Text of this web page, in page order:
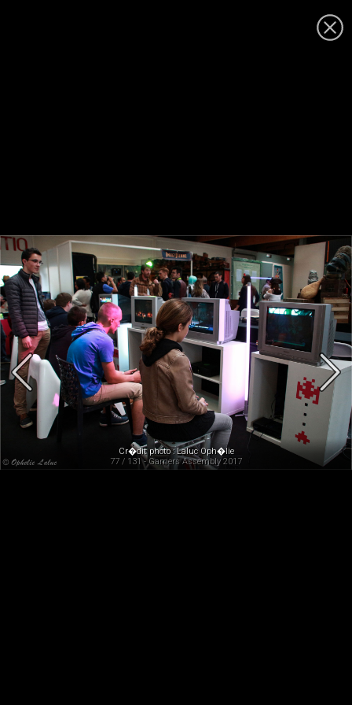
Cr�dit photo : Laluc Oph�lie
77 / 131 - Gamers Assembly 2017